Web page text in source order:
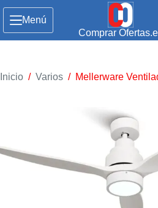
Menú
Comprar
Inicio / Varios / Mellerware